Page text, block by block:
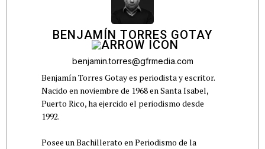
BENJAMÍN TORRES GOTAY
benjamin.torres@gfrmedia.com
Benjamín Torres Gotay es periodista y escritor.
Nacido en noviembre de 1968 en Santa Isabel,
Puerto Rico, ha ejercido el periodismo desde
1992.
Posee un Bachillerato en Periodismo de la